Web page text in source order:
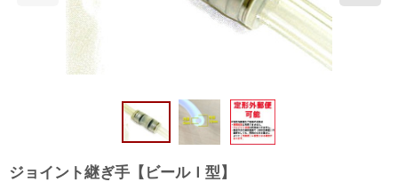
ジョイント継ぎ手【ビールＩ型】